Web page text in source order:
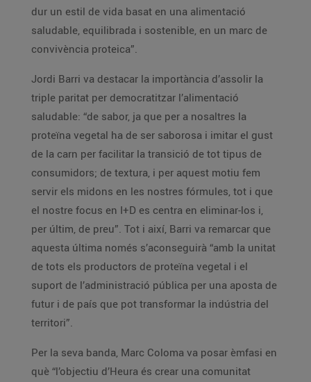
dur un estil de vida basat en una alimentació
saludable, equilibrada i sostenible, en un marc de
convivència proteica”.
Jordi Barri va destacar la importància d’assolir la
triple paritat per democratitzar l’alimentació
saludable: “de sabor, ja que per a nosaltres la
proteïna vegetal ha de ser saborosa i imitar el gust
de la carn per facilitar la transició de tot tipus de
consumidors; de textura, i per aquest motiu fem
servir els midons en les nostres fórmules, tot i que
el nostre focus en I+D es centra en eliminar-los i,
per últim, de preu”. Tot i així, Barri va remarcar que
aquesta última només s’aconseguirà “amb la unitat
de tots els productors de proteïna vegetal i el
suport de l’administració pública per una aposta de
futur i de país que pot transformar la indústria del
territori”.
Per la seva banda, Marc Coloma va posar èmfasi en
què “l’objectiu d’Heura és crear una comunitat